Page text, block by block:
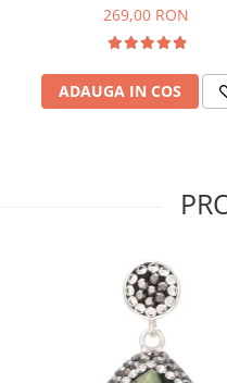
269,00 RON
ADAUGA IN COS